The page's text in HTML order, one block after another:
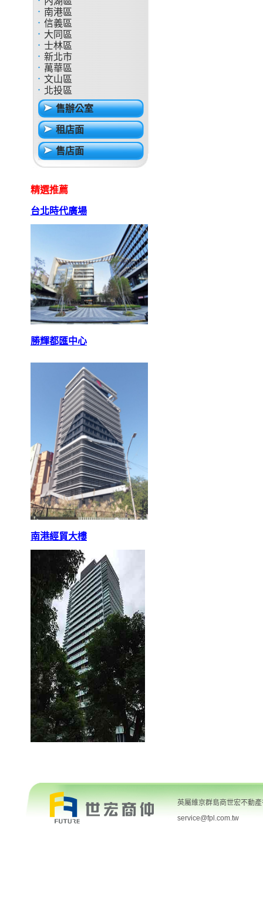
南港區
信義區
大同區
士林區
新北市
萬華區
文山區
北投區
售辦公室
租店面
售店面
精選推薦
台北時代廣場
勝輝都匯中心
南港經貿大樓
英屬維京群島商世宏不動
service@fpl.com.tw